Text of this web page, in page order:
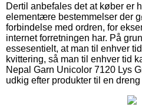
Dertil anbefales det at køber er
elementære bestemmelser der
forbindelse med ordren, for
internet forretningen har. På
essesentielt, at man til enhver
kvittering, så man til enhver tid
Nepal Garn Unicolor 7120 Lys
udkig efter produkter til en